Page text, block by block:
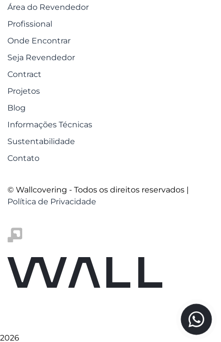
Área do Revendedor
Profissional
Onde Encontrar
Seja Revendedor
Contract
Projetos
Blog
Informações Técnicas
Sustentabilidade
Contato
© Wallcovering - Todos os direitos reservados |
Política de Privacidade
2026